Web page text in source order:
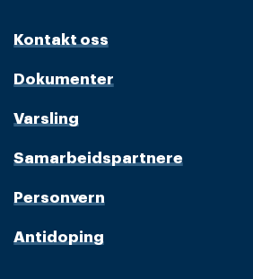
Kontakt oss
Dokumenter
Varsling
Samarbeidspartnere
Personvern
Antidoping